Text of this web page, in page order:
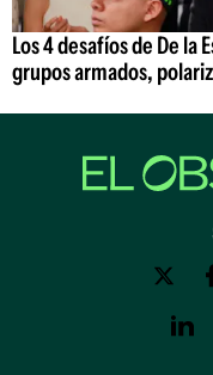
Los 4 desafíos de De la
grupos armados,